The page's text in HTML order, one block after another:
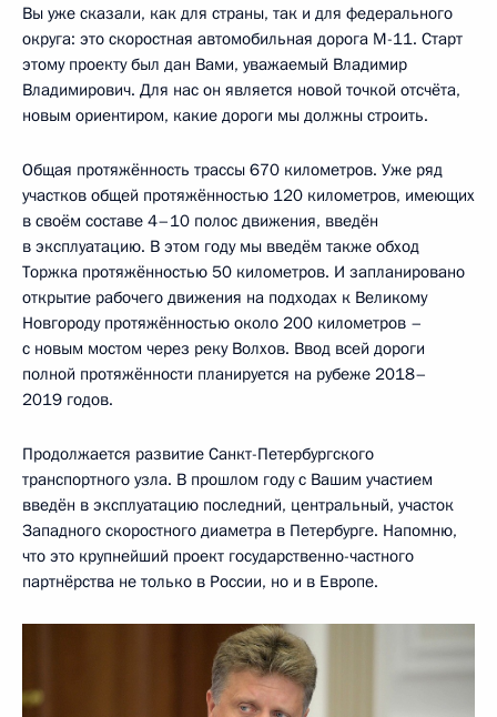
Вы уже сказали, как для страны, так и для федерального
округа: это скоростная автомобильная дорога М-11. Старт
этому проекту был дан Вами, уважаемый Владимир
Владимирович. Для нас он является новой точкой отсчёта,
новым ориентиром, какие дороги мы должны строить.
Общая протяжённость трассы 670 километров. Уже ряд
участков общей протяжённостью 120 километров, имеющих
в своём составе 4–10 полос движения, введён
в эксплуатацию. В этом году мы введём также обход
Торжка протяжённостью 50 километров. И запланировано
открытие рабочего движения на подходах к Великому
Новгороду протяжённостью около 200 километров –
с новым мостом через реку Волхов. Ввод всей дороги
полной протяжённости планируется на рубеже 2018–
2019 годов.
Продолжается развитие Санкт-Петербургского
транспортного узла. В прошлом году с Вашим участием
введён в эксплуатацию последний, центральный, участок
Западного скоростного диаметра в Петербурге. Напомню,
что это крупнейший проект государственно-частного
партнёрства не только в России, но и в Европе.